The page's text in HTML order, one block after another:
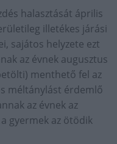
halasztását április
illetékes járási
sajátos helyzete ezt
az évnek augusztus
menthető fel az
méltánylást érdemlő
az évnek az
gyermek az ötödik